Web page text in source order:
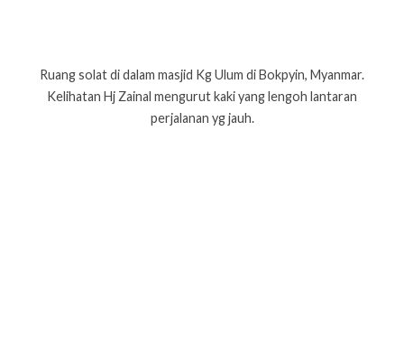
Ruang solat di dalam masjid Kg Ulum di Bokpyin, Myanmar.
Kelihatan Hj Zainal mengurut kaki yang lengoh lantaran
perjalanan yg jauh.